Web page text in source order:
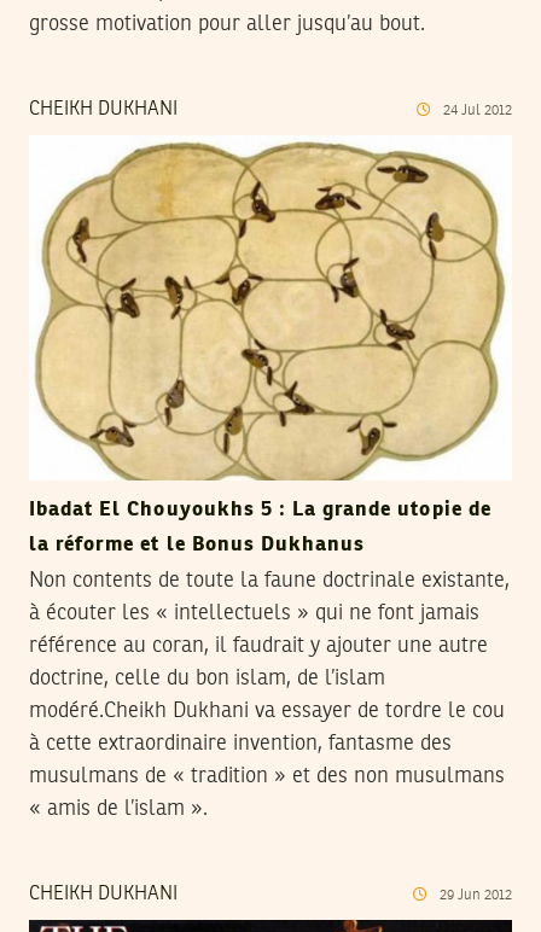
grosse motivation pour aller jusqu’au bout.
CHEIKH DUKHANI 24 Jul 2012
Ibadat El Chouyoukhs 5 : La grande utopie de
la réforme et le Bonus Dukhanus
Non contents de toute la faune doctrinale existante,
à écouter les « intellectuels » qui ne font jamais
référence au coran, il faudrait y ajouter une autre
doctrine, celle du bon islam, de l’islam
modéré.Cheikh Dukhani va essayer de tordre le cou
à cette extraordinaire invention, fantasme des
musulmans de « tradition » et des non musulmans
« amis de l’islam ».
CHEIKH DUKHANI 29 Jun 2012